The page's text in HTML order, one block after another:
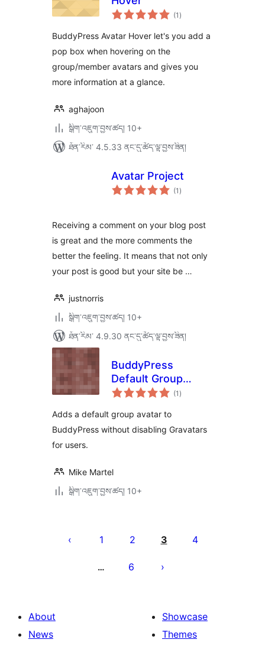
(1 གདེང་
འཇོག་
ཚང་།
)
BuddyPress Avatar Hover let's you add a
pop box when hovering on the
group/member avatars and gives you
more information at a glance.
aghajoon
སྒྲིག་འཇུག་བྱས་ཚད། 10+
ཐོན་རིམ་ 4.5.33 ནང་དུ་ཚོད་ལྟ་བྱས་ཟིན།
Avatar Project
(1 གདེང་
འཇོག་
)
Receiving a comment on your blog post
is great and the more comments the
better the feeling. It means that not only
your post is good but your site be …
justnorris
སྒྲིག་འཇུག་བྱས་ཚད། 10+
ཐོན་རིམ་ 4.9.30 ནང་དུ་ཚོད་ལྟ་བྱས་ཟིན།
BuddyPress
Default Group
Avatar
(1 གདེང་
འཇོག་
)
Adds a default group avatar to
BuddyPress without disabling Gravatars
for users.
Mike Martel
སྒྲིག་འཇུག་བྱས་ཚད། 10+
pagination
1 2 3 4
… 6
About
News
Showcase
Themes